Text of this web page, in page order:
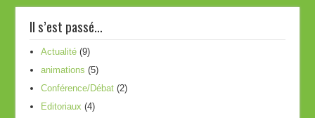
Il s’est passé…
Actualité (9)
animations (5)
Conférence/Débat (2)
Editoriaux (4)